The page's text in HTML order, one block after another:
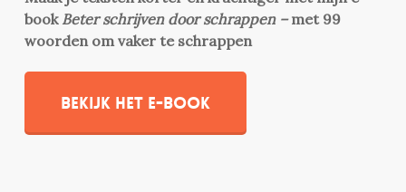
book Beter schrijven door schrappen –met 99
woorden om vaker te schrappen
Bekijk het e-book